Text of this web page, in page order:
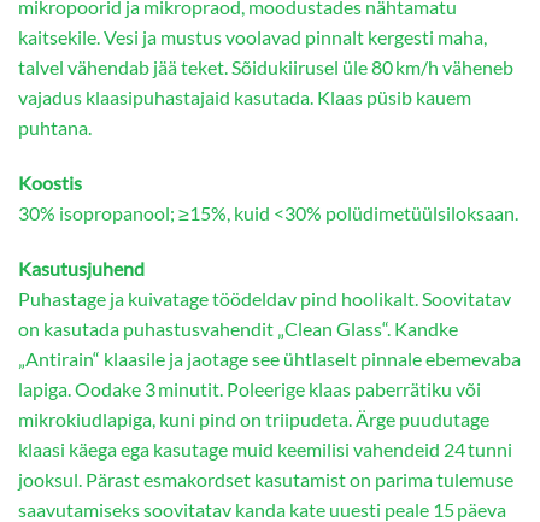
mikropoorid ja mikropraod, moodustades nähtamatu
kaitsekile. Vesi ja mustus voolavad pinnalt kergesti maha,
talvel vähendab jää teket. Sõidukiirusel üle 80 km/h väheneb
vajadus klaasipuhastajaid kasutada. Klaas püsib kauem
puhtana.
Koostis
30% isopropanool; ≥15%, kuid <30% polüdimetüülsiloksaan.
Kasutusjuhend
Puhastage ja kuivatage töödeldav pind hoolikalt. Soovitatav
on kasutada puhastusvahendit „Clean Glass“. Kandke
„Antirain“ klaasile ja jaotage see ühtlaselt pinnale ebemevaba
lapiga. Oodake 3 minutit. Poleerige klaas paberrätiku või
mikrokiudlapiga, kuni pind on triipudeta. Ärge puudutage
klaasi käega ega kasutage muid keemilisi vahendeid 24 tunni
jooksul. Pärast esmakordset kasutamist on parima tulemuse
saavutamiseks soovitatav kanda kate uuesti peale 15 päeva